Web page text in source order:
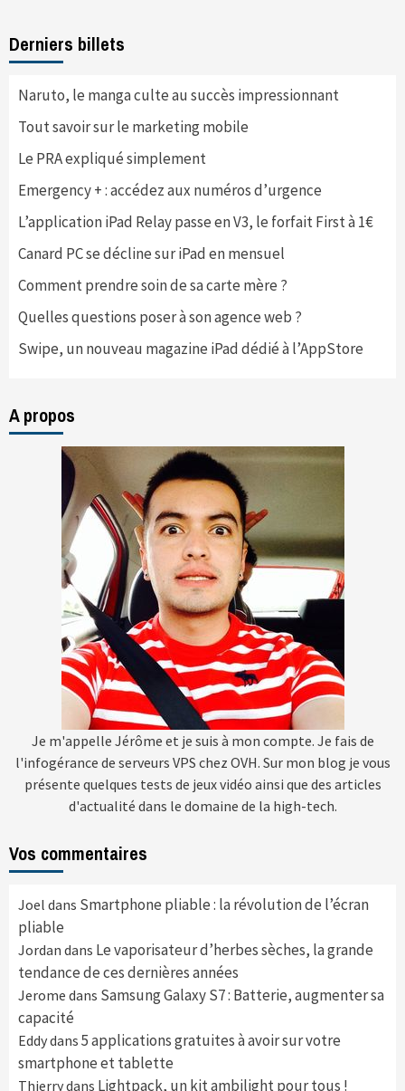
Derniers billets
Naruto, le manga culte au succès impressionnant
Tout savoir sur le marketing mobile
Le PRA expliqué simplement
Emergency + : accédez aux numéros d’urgence
L’application iPad Relay passe en V3, le forfait First à 1€
Canard PC se décline sur iPad en mensuel
Comment prendre soin de sa carte mère ?
Quelles questions poser à son agence web ?
Swipe, un nouveau magazine iPad dédié à l’AppStore
A propos
Je m'appelle Jérôme et je suis à mon compte. Je fais de
l'infogérance de serveurs VPS chez OVH. Sur mon blog je vous
présente quelques tests de jeux vidéo ainsi que des articles
d'actualité dans le domaine de la high-tech.
Vos commentaires
Joel dans Smartphone pliable : la révolution de l’écran
pliable
Jordan dans Le vaporisateur d’herbes sèches, la grande
tendance de ces dernières années
Jerome dans Samsung Galaxy S7 : Batterie, augmenter sa
capacité
Eddydans 5 applications gratuites à avoir sur votre
smartphone et tablette
Thierrydans Lightpack, un kit ambilight pour tous !